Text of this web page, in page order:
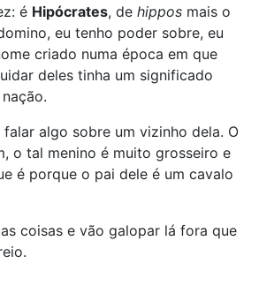
é Hipócrates, de hippos mais o
eu tenho poder sobre, eu
criado numa época em que
deles tinha um significado
falar algo sobre um vizinho dela. O
o tal menino é muito grosseiro e
é porque o pai dele é um cavalo
coisas e vão galopar lá fora que